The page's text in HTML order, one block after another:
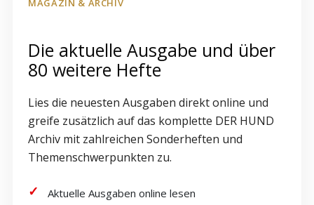
MAGAZIN & ARCHIV
Die aktuelle Ausgabe und über
80 weitere Hefte
Lies die neuesten Ausgaben direkt online und
greife zusätzlich auf das komplette DER HUND
Archiv mit zahlreichen Sonderheften und
Themenschwerpunkten zu.
Aktuelle Ausgaben online lesen